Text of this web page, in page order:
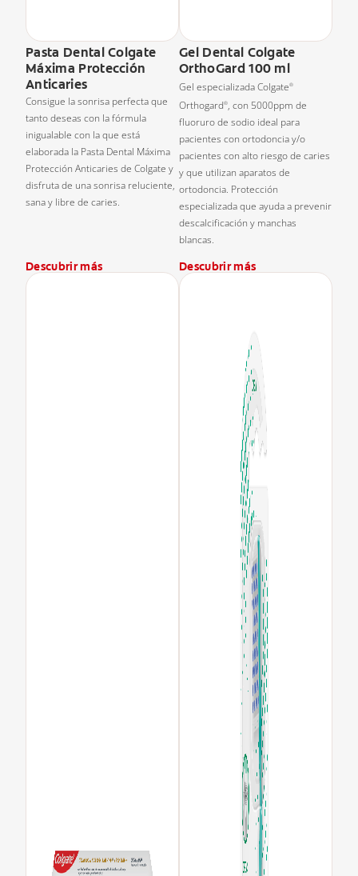
Pasta Dental Colgate
Máxima Protección
Anticaries
Consigue la sonrisa perfecta que
tanto deseas con la fórmula
inigualable con la que está
elaborada la Pasta Dental Máxima
Protección Anticaries de Colgate y
disfruta de una sonrisa reluciente,
sana y libre de caries.
Descubrir más
Gel Dental Colgate
OrthoGard 100 ml
Gel especializada Colgate®
Orthogard®, con 5000ppm de
fluoruro de sodio ideal para
pacientes con ortodoncia y/o
pacientes con alto riesgo de caries
y que utilizan aparatos de
ortodoncia. Protección
especializada que ayuda a prevenir
descalcificación y manchas
blancas.
Descubrir más